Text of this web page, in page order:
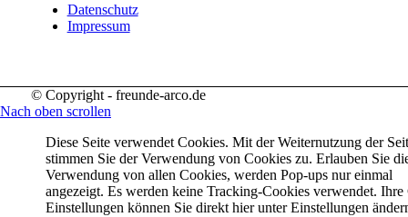
Datenschutz
Impressum
© Copyright - freunde-arco.de
Nach oben scrollen
Diese Seite verwendet Cookies. Mit der Weiternutzung der
stimmen Sie der Verwendung von Cookies zu. Erlauben Sie
Verwendung von allen Cookies, werden Pop-ups nur einmal
angezeigt. Es werden keine Tracking-Cookies verwendet.
Einstellungen können Sie direkt hier unter Einstellungen